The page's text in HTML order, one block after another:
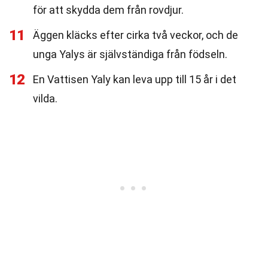
för att skydda dem från rovdjur.
11
Äggen kläcks efter cirka två veckor, och de
unga Yalys är självständiga från födseln.
12
En Vattisen Yaly kan leva upp till 15 år i det
vilda.